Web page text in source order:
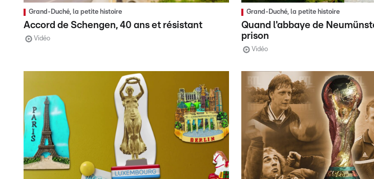
Grand-Duché, la petite histoire
Accord de Schengen, 40 ans et résistant
Vidéo
Grand-Duché, la petite histoire
Quand l'abbaye de
prison
Vidéo